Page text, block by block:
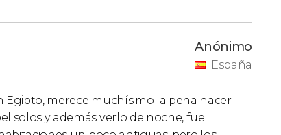
Anónimo
España
Egipto, merece muchísimo la pena hacer
solos y además verlo de noche, fue